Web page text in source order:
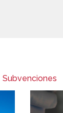
Subvenciones